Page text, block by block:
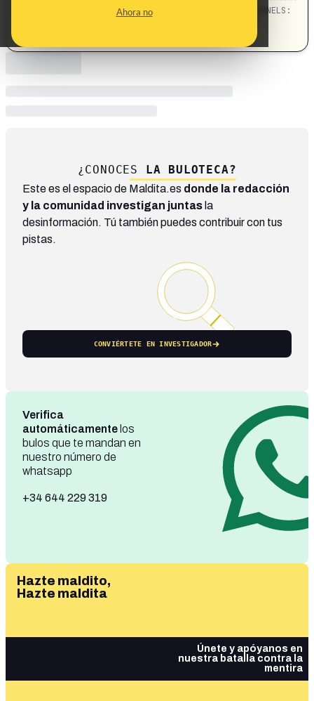
Ahora no CHANNELS:
¿CONOCES LA BULOTECA?
Este es el espacio de Maldita.es donde la redacción
y la comunidad investigan juntas la
desinformación. Tú también puedes contribuir con tus
pistas.
CONVIÉRTETE EN INVESTIGADOR
Verifica
automáticamente los
bulos que te mandan en
nuestro número de
whatsapp
+34 644 229 319
Hazte maldito,
Hazte maldita
Únete y apóyanos en
nuestra batalla contra la
mentira